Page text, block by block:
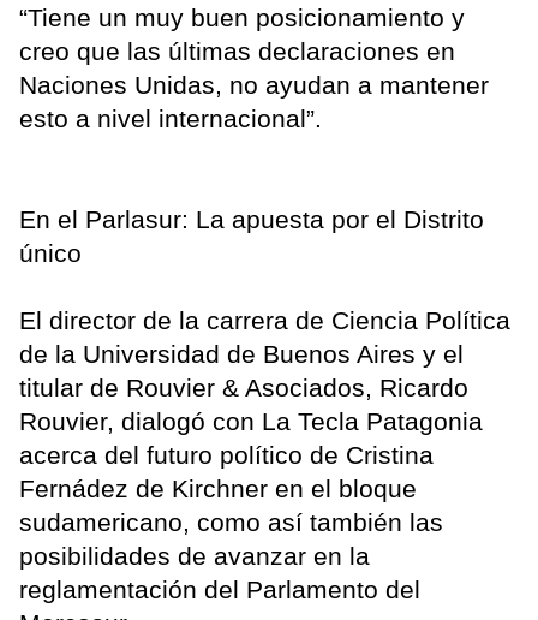
“Tiene un muy buen posicionamiento y
creo que las últimas declaraciones en
Naciones Unidas, no ayudan a mantener
esto a nivel internacional”.
En el Parlasur: La apuesta por el Distrito
único
El director de la carrera de Ciencia Política
de la Universidad de Buenos Aires y el
titular de Rouvier & Asociados, Ricardo
Rouvier, dialogó con La Tecla Patagonia
acerca del futuro político de Cristina
Fernádez de Kirchner en el bloque
sudamericano, como así también las
posibilidades de avanzar en la
reglamentación del Parlamento del